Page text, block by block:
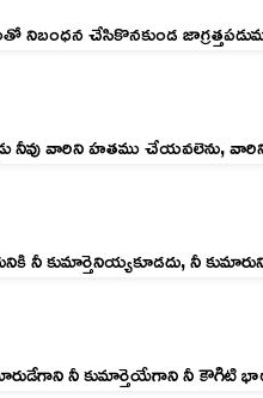
నిబంధన చేసికొనకుండ
నీవు వారిని హతము చేయవలెను,
కుమార్తెనియ్యకూడదు, నీ
నీ కుమార్తెయేగాని నీ కౌగిటి